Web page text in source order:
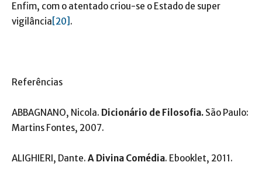
Enfim, com o atentado criou-se o Estado de super
vigilância [20] .
Referências
ABBAGNANO, Nicola. Dicionário de Filosofia. São Paulo:
Martins Fontes, 2007.
ALIGHIERI, Dante. A Divina Comédia. Ebooklet, 2011.